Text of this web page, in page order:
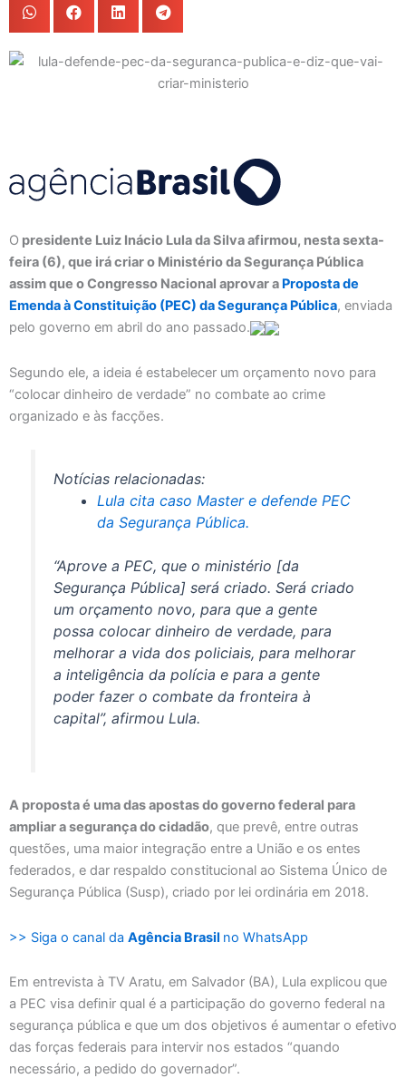
O presidente Luiz Inácio Lula da Silva afirmou, nesta sexta-
feira (6), que irá criar o Ministério da Segurança Pública
assim que o Congresso Nacional aprovar a Proposta de
Emenda à Constituição (PEC) da Segurança Pública, enviada
pelo governo em abril do ano passado.
Segundo ele, a ideia é estabelecer um orçamento novo para
“colocar dinheiro de verdade” no combate ao crime
organizado e às facções.
Notícias relacionadas:
Lula cita caso Master e defende PEC
da Segurança Pública.
“Aprove a PEC, que o ministério [da
Segurança Pública] será criado. Será criado
um orçamento novo, para que a gente
possa colocar dinheiro de verdade, para
melhorar a vida dos policiais, para melhorar
a inteligência da polícia e para a gente
poder fazer o combate da fronteira à
capital”, afirmou Lula.
A proposta é uma das apostas do governo federal para
ampliar a segurança do cidadão, que prevê, entre outras
questões, uma maior integração entre a União e os entes
federados, e dar respaldo constitucional ao Sistema Único de
Segurança Pública (Susp), criado por lei ordinária em 2018.
>> Siga o canal da Agência Brasil no WhatsApp
Em entrevista à TV Aratu, em Salvador (BA), Lula explicou que
a PEC visa definir qual é a participação do governo federal na
segurança pública e que um dos objetivos é aumentar o efetivo
das forças federais para intervir nos estados “quando
necessário, a pedido do governador”.